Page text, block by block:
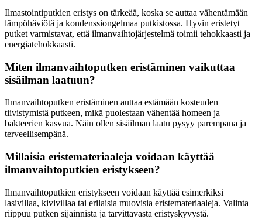
Ilmastointiputkien eristys on tärkeää, koska se auttaa vähentämään
lämpöhäviötä ja kondenssiongelmaa putkistossa. Hyvin eristetyt
putket varmistavat, että ilmanvaihtojärjestelmä toimii tehokkaasti ja
energiatehokkaasti.
Miten ilmanvaihtoputken eristäminen vaikuttaa
sisäilman laatuun?
Ilmanvaihtoputken eristäminen auttaa estämään kosteuden
tiivistymistä putkeen, mikä puolestaan vähentää homeen ja
bakteerien kasvua. Näin ollen sisäilman laatu pysyy parempana ja
terveellisempänä.
Millaisia eristemateriaaleja voidaan käyttää
ilmanvaihtoputkien eristykseen?
Ilmanvaihtoputkien eristykseen voidaan käyttää esimerkiksi
lasivillaa, kivivillaa tai erilaisia muovisia eristemateriaaleja. Valinta
riippuu putken sijainnista ja tarvittavasta eristyskyvystä.